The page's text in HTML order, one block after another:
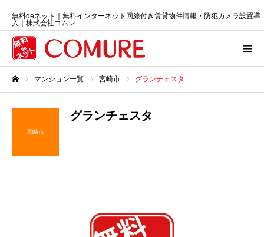
無料deネット｜無料インターネット回線付き賃貸物件情報・防犯カメラ設置導
入｜株式会社コムレ
マンション一覧 宮崎市 グランチェスタ
宮崎市
グランチェスタ